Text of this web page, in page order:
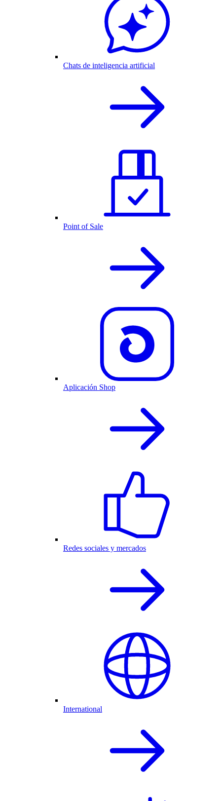
Chats de inteligencia artificial
Point of Sale
Aplicación Shop
Redes sociales y mercados
International